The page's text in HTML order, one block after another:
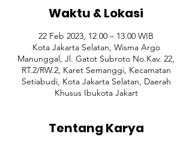
Waktu & Lokasi
22 Feb 2023, 12.00 – 13.00 WIB
Kota Jakarta Selatan, Wisma Argo
Manunggal, Jl. Gatot Subroto No.Kav. 22,
RT.2/RW.2, Karet Semanggi, Kecamatan
Setiabudi, Kota Jakarta Selatan, Daerah
Khusus Ibukota Jakart
Tentang Karya